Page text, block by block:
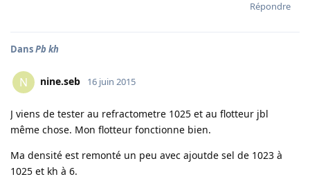
Répondre
DansPb kh
N nine.seb 16 juin 2015
J viens de tester au refractometre 1025 et au flotteur jbl
même chose. Mon flotteur fonctionne bien.
Ma densité est remonté un peu avec ajoutde sel de 1023 à
1025 et kh à 6.